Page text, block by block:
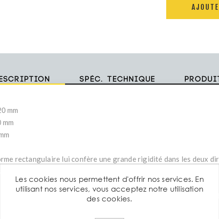
Spéc. technique
mm
mm
rectangulaire lui confère une grande rigidité dans les deux
supports et ossatures.
par formage à froid à partir de tôles laminées à chaud, nos
:
Les cookies nous permettent d'offrir nos services. En
utilisant nos services, vous acceptez notre utilisation
des cookies.